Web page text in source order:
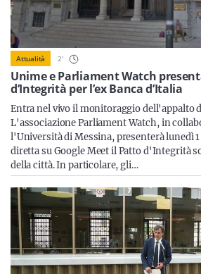
Sport
Sicilia
Servizi
Resta sempre aggiornato con le
nostra newsletter
Iscriviti
Unime e Parliament Watch
d’Integrità per l’ex Banca d’Italia
Attualità 2'
Entra nel vivo il monitoraggio dell'appalto
L'associazione Parliament Watch, in
l'Università di Messina, presenterà lunedì
diretta su Google Meet il Patto d'Integrità
della città. In particolare, gli…